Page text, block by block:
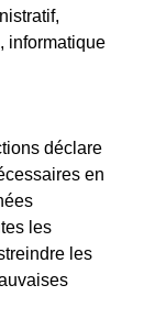
informatique
déclare
en
les
les